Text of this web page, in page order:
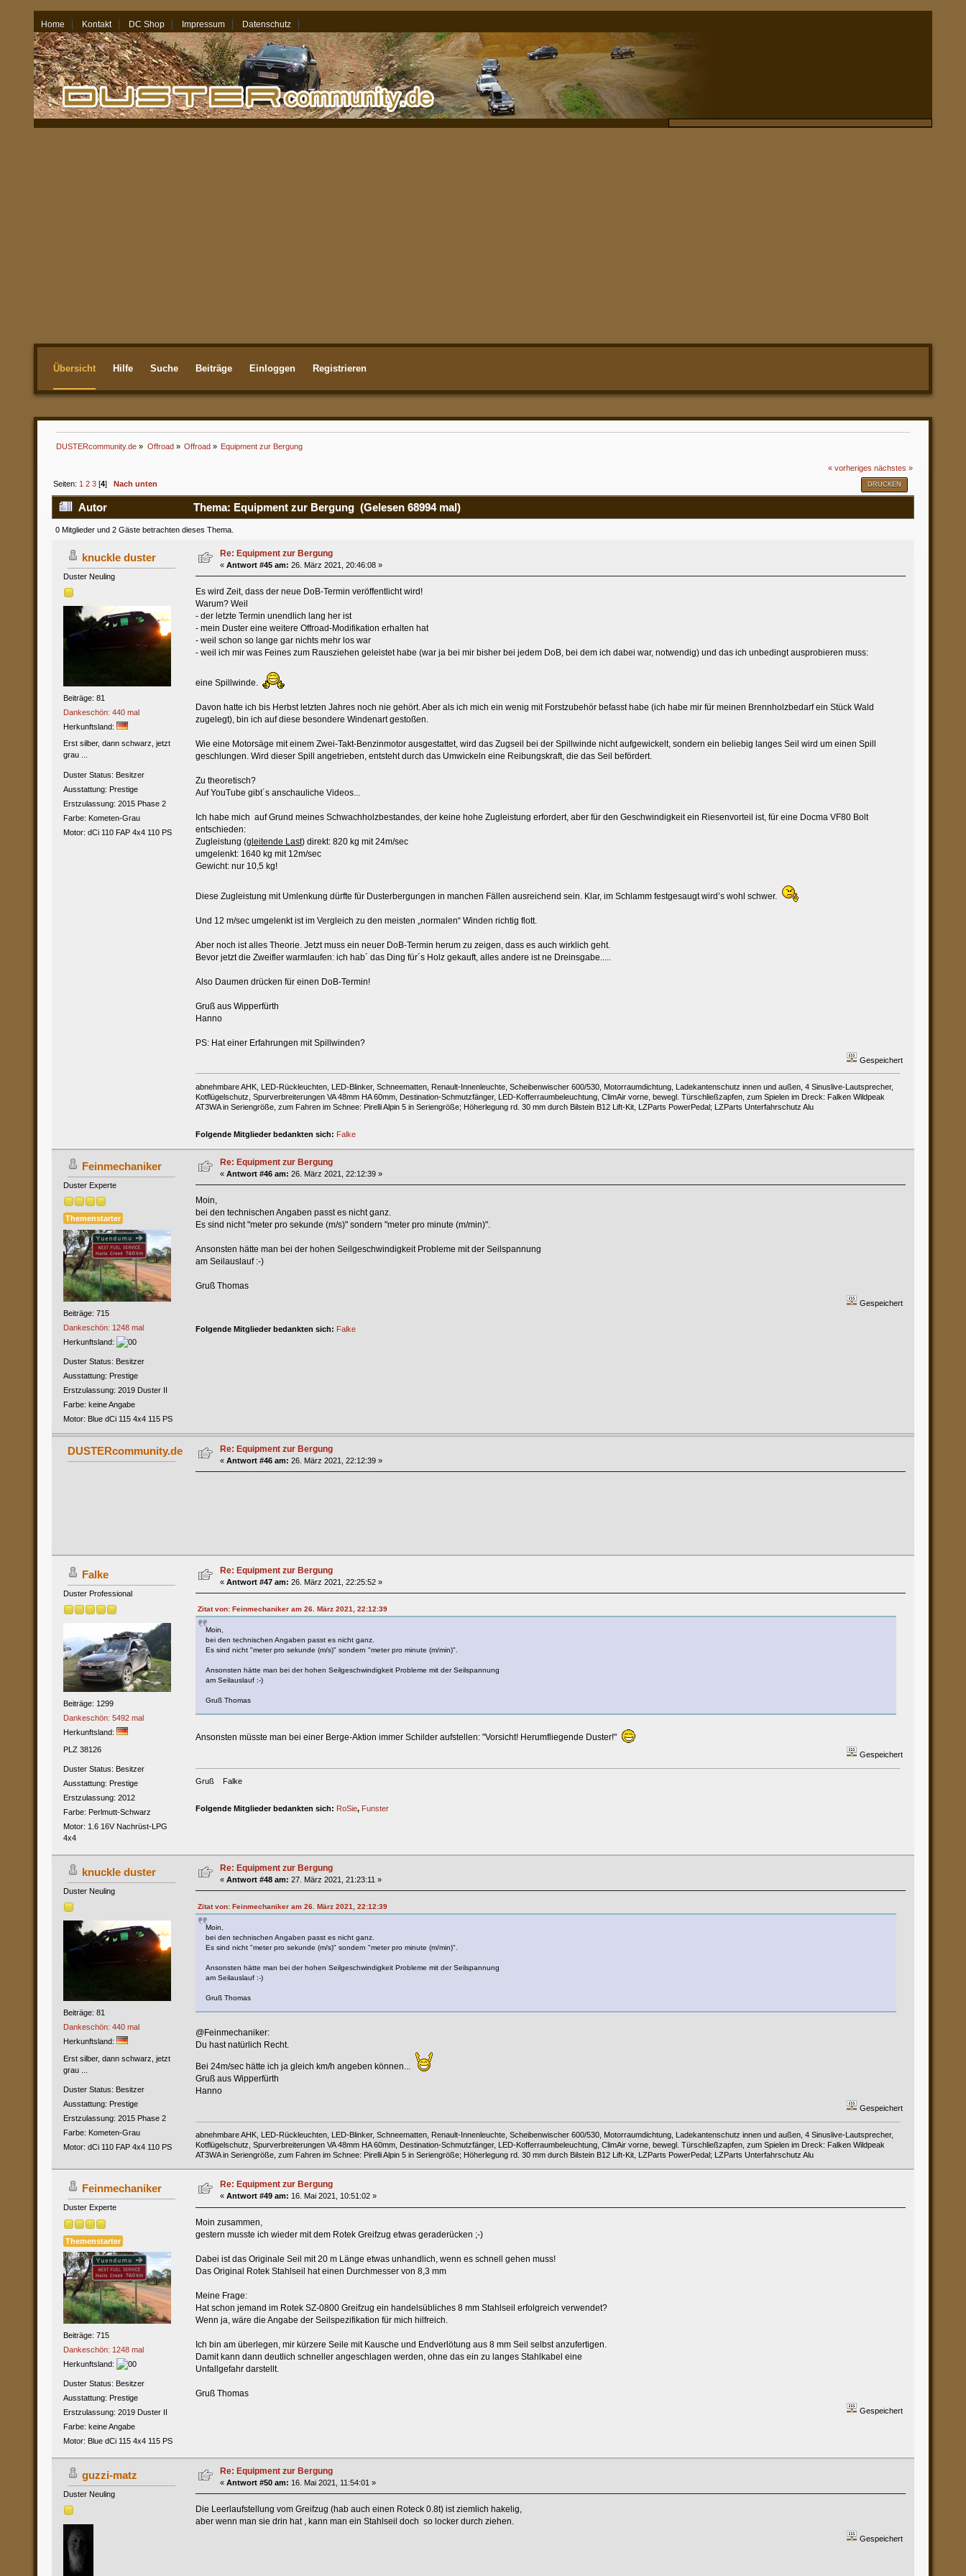
Home Kontakt DC Shop Impressum Datenschutz
09.08.26 - 11:11
Übersicht Hilfe Suche Beiträge Einloggen Registrieren
DUSTERcommunity.de » Offroad » Offroad » Equipment zur Bergung
« vorheriges nächstes »
DRUCKEN
Seiten: 1 2 3 [4] Nach unten
Autor Thema: Equipment zur Bergung (Gelesen 68994 mal)
0 Mitglieder und 2 Gäste betrachten dieses Thema.
knuckle duster
Duster Neuling
Beiträge: 81
Dankeschön: 440 mal
Herkunftsland:
Erst silber, dann schwarz, jetzt
grau ...
Duster Status: Besitzer
Ausstattung: Prestige
Erstzulassung: 2015 Phase 2
Farbe: Kometen-Grau
Motor: dCi 110 FAP 4x4 110 PS
Re: Equipment zur Bergung
« Antwort #45 am: 26. März 2021, 20:46:08 »
Es wird Zeit, dass der neue DoB-Termin veröffentlicht wird!
Warum? Weil
- der letzte Termin unendlich lang her ist
- mein Duster eine weitere Offroad-Modifikation erhalten hat
- weil schon so lange gar nichts mehr los war
- weil ich mir was Feines zum Rausziehen geleistet habe (war ja bei mir bisher bei jedem DoB, bei dem ich dabei war, notwendig) und das ich unbedingt ausprobieren muss:
eine Spillwinde.
Davon hatte ich bis Herbst letzten Jahres noch nie gehört. Aber als ich mich ein wenig mit Forstzubehör befasst habe (ich habe mir für meinen Brennholzbedarf ein Stück Wald
zugelegt), bin ich auf diese besondere Windenart gestoßen.
Wie eine Motorsäge mit einem Zwei-Takt-Benzinmotor ausgestattet, wird das Zugseil bei der Spillwinde nicht aufgewickelt, sondern ein beliebig langes Seil wird um einen Spill
geschlungen. Wird dieser Spill angetrieben, entsteht durch das Umwickeln eine Reibungskraft, die das Seil befördert.
Zu theoretisch?
Auf YouTube gibt´s anschauliche Videos...
Ich habe mich auf Grund meines Schwachholzbestandes, der keine hohe Zugleistung erfordert, aber für den Geschwindigkeit ein Riesenvorteil ist, für eine Docma VF80 Bolt
entschieden:
Zugleistung (gleitende Last) direkt: 820 kg mit 24m/sec
umgelenkt: 1640 kg mit 12m/sec
Gewicht: nur 10,5 kg!
Diese Zugleistung mit Umlenkung dürfte für Dusterbergungen in manchen Fällen ausreichend sein. Klar, im Schlamm festgesaugt wird’s wohl schwer.
Und 12 m/sec umgelenkt ist im Vergleich zu den meisten „normalen“ Winden richtig flott.
Aber noch ist alles Theorie. Jetzt muss ein neuer DoB-Termin herum zu zeigen, dass es auch wirklich geht.
Bevor jetzt die Zweifler warmlaufen: ich hab´ das Ding für´s Holz gekauft, alles andere ist ne Dreinsgabe.....
Also Daumen drücken für einen DoB-Termin!
Gruß aus Wipperfürth
Hanno
PS: Hat einer Erfahrungen mit Spillwinden?
Gespeichert
abnehmbare AHK, LED-Rückleuchten, LED-Blinker, Schneematten, Renault-Innenleuchte, Scheibenwischer 600/530, Motorraumdichtung, Ladekantenschutz innen und außen, 4 Sinuslive-Lautsprecher,
Kotflügelschutz, Spurverbreiterungen VA 48mm HA 60mm, Destination-Schmutzfänger, LED-Kofferraumbeleuchtung, ClimAir vorne, bewegl. Türschließzapfen, zum Spielen im Dreck: Falken Wildpeak
AT3WA in Seriengröße, zum Fahren im Schnee: Pirelli Alpin 5 in Seriengröße; Höherlegung rd. 30 mm durch Bilstein B12 Lift-Kit, LZParts PowerPedal; LZParts Unterfahrschutz Alu
Folgende Mitglieder bedankten sich: Falke
Feinmechaniker
Duster Experte
Themenstarter
Beiträge: 715
Dankeschön: 1248 mal
Herkunftsland:
Duster Status: Besitzer
Ausstattung: Prestige
Erstzulassung: 2019 Duster II
Farbe: keine Angabe
Motor: Blue dCi 115 4x4 115 PS
Re: Equipment zur Bergung
« Antwort #46 am: 26. März 2021, 22:12:39 »
Moin,
bei den technischen Angaben passt es nicht ganz.
Es sind nicht "meter pro sekunde (m/s)" sondern "meter pro minute (m/min)".
Ansonsten hätte man bei der hohen Seilgeschwindigkeit Probleme mit der Seilspannung
am Seilauslauf :-)
Gruß Thomas
Gespeichert
Folgende Mitglieder bedankten sich: Falke
DUSTERcommunity.de Re: Equipment zur Bergung
« Antwort #46 am: 26. März 2021, 22:12:39 »
Falke
Duster Professional
Beiträge: 1299
Dankeschön: 5492 mal
Herkunftsland:
PLZ 38126
Duster Status: Besitzer
Ausstattung: Prestige
Erstzulassung: 2012
Farbe: Perlmutt-Schwarz
Motor: 1.6 16V Nachrüst-LPG
4x4
Re: Equipment zur Bergung
« Antwort #47 am: 26. März 2021, 22:25:52 »
Zitat von: Feinmechaniker am 26. März 2021, 22:12:39
Moin,
bei den technischen Angaben passt es nicht ganz.
Es sind nicht "meter pro sekunde (m/s)" sondern "meter pro minute (m/min)".
Ansonsten hätte man bei der hohen Seilgeschwindigkeit Probleme mit der Seilspannung
am Seilauslauf :-)
Gruß Thomas
Ansonsten müsste man bei einer Berge-Aktion immer Schilder aufstellen: "Vorsicht! Herumfliegende Duster!"
Gespeichert
Gruß Falke
Folgende Mitglieder bedankten sich: RoSie, Funster
knuckle duster
Duster Neuling
Beiträge: 81
Dankeschön: 440 mal
Herkunftsland:
Erst silber, dann schwarz, jetzt
grau ...
Duster Status: Besitzer
Ausstattung: Prestige
Erstzulassung: 2015 Phase 2
Farbe: Kometen-Grau
Motor: dCi 110 FAP 4x4 110 PS
Re: Equipment zur Bergung
« Antwort #48 am: 27. März 2021, 21:23:11 »
Zitat von: Feinmechaniker am 26. März 2021, 22:12:39
Moin,
bei den technischen Angaben passt es nicht ganz.
Es sind nicht "meter pro sekunde (m/s)" sondern "meter pro minute (m/min)".
Ansonsten hätte man bei der hohen Seilgeschwindigkeit Probleme mit der Seilspannung
am Seilauslauf :-)
Gruß Thomas
@Feinmechaniker:
Du hast natürlich Recht.
Bei 24m/sec hätte ich ja gleich km/h angeben können...
Gruß aus Wipperfürth
Hanno
Gespeichert
abnehmbare AHK, LED-Rückleuchten, LED-Blinker, Schneematten, Renault-Innenleuchte, Scheibenwischer 600/530, Motorraumdichtung, Ladekantenschutz innen und außen, 4 Sinuslive-Lautsprecher,
Kotflügelschutz, Spurverbreiterungen VA 48mm HA 60mm, Destination-Schmutzfänger, LED-Kofferraumbeleuchtung, ClimAir vorne, bewegl. Türschließzapfen, zum Spielen im Dreck: Falken Wildpeak
AT3WA in Seriengröße, zum Fahren im Schnee: Pirelli Alpin 5 in Seriengröße; Höherlegung rd. 30 mm durch Bilstein B12 Lift-Kit, LZParts PowerPedal; LZParts Unterfahrschutz Alu
Feinmechaniker
Duster Experte
Themenstarter
Beiträge: 715
Dankeschön: 1248 mal
Herkunftsland:
Duster Status: Besitzer
Ausstattung: Prestige
Erstzulassung: 2019 Duster II
Farbe: keine Angabe
Motor: Blue dCi 115 4x4 115 PS
Re: Equipment zur Bergung
« Antwort #49 am: 16. Mai 2021, 10:51:02 »
Moin zusammen,
gestern musste ich wieder mit dem Rotek Greifzug etwas geraderücken ;-)
Dabei ist das Originale Seil mit 20 m Länge etwas unhandlich, wenn es schnell gehen muss!
Das Original Rotek Stahlseil hat einen Durchmesser von 8,3 mm
Meine Frage:
Hat schon jemand im Rotek SZ-0800 Greifzug ein handelsübliches 8 mm Stahlseil erfolgreich verwendet?
Wenn ja, wäre die Angabe der Seilspezifikation für mich hilfreich.
Ich bin am überlegen, mir kürzere Seile mit Kausche und Endverlötung aus 8 mm Seil selbst anzufertigen.
Damit kann dann deutlich schneller angeschlagen werden, ohne das ein zu langes Stahlkabel eine
Unfallgefahr darstellt.
Gruß Thomas
Gespeichert
guzzi-matz
Duster Neuling
Re: Equipment zur Bergung
« Antwort #50 am: 16. Mai 2021, 11:54:01 »
Die Leerlaufstellung vom Greifzug (hab auch einen Roteck 0.8t) ist ziemlich hakelig,
aber wenn man sie drin hat , kann man ein Stahlseil doch so locker durch ziehen.
Gespeichert